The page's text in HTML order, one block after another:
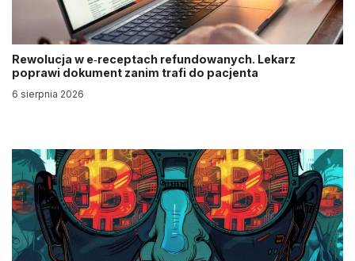
Rewolucja w e‑receptach refundowanych. Lekarz
poprawi dokument zanim trafi do pacjenta
6 sierpnia 2026